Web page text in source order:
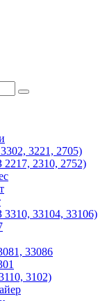
3221, 2705)
2310, 2752)
33104, 33106)
33086
3102)